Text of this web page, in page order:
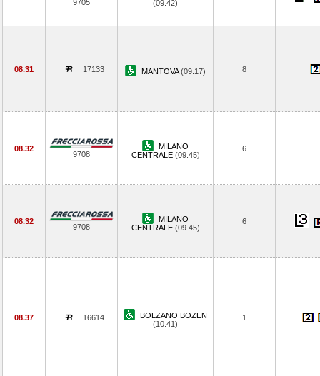
9705
(09.42)
08.31 17133 MANTOVA(09.17) 8
08.32
9708
MILANO
CENTRALE (09.45)
6
08.32
9708
MILANO
CENTRALE (09.45)
6
08.37 16614
BOLZANO BOZEN
(10.41)
1